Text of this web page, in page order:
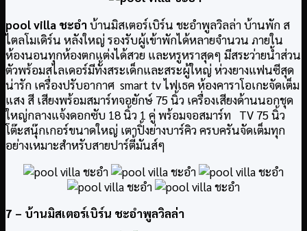
pool villa ชะอำบ้านมิสเตอร์เบิร์น ชะอำพูลวิลล่า บ้านพัก ส
ไตลโมเดิร์น หลังใหญ่ รองรับผู้เข้าพักได้หลายจำนวน ภายใน
ห้องนอนทุกห้องตกแต่งได้สวย และหรูหราสุดๆ มีสระว่ายน้ำส่วน
ตัวพร้อมสไลเดอร์มีทั้งสระเด็กและสระผู้ใหญ่ ห่วงยางแฟนซีสุด
น่ารัก เครื่องปรับอากาศ smart tv ไฟเธค ห้องคาราโอเกะจัดเต็ม
แสง สี เสียงพร้อมสมาร์ทจอยักษ์ 75 นิ้ว เครื่องเสียงด้านนอกชุด
ใหญ่กลางแจ้งดอกซับ 18 นิ้ว 1 คู่ พร้อมจอสมาร์ท TV 75 นิ้ว
โต๊ะสนุ๊กเกอร์ขนาดใหญ่ เตาปิ้งย่างบาร์คิว ครบครันจัดเต็มทุก
อย่างเหมาะสำหรับสายปาร์ตี้มันส์ๆ
7 – บ้านมิสเตอร์เบิร์น ชะอำพูลวิลล่า